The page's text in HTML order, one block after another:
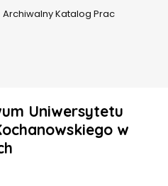
Archiwalny Katalog Prac
Uniwersytetu
w